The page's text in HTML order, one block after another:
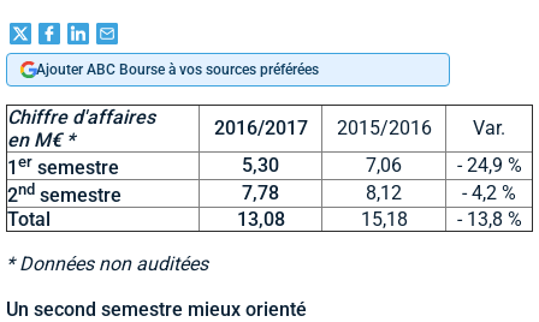
Ajouter ABC Bourse à vos sources préférées
Chiffre d'affaires
en M€ *
2016/2017 2015/2016
Var.
1 er semestre 5,30 7,06
- 24,9 %
2nd semestre 7,78 8,12
- 4,2 %
Total
13,08 15,18
- 13,8 %
* Données non auditées
Un second semestre mieux orienté